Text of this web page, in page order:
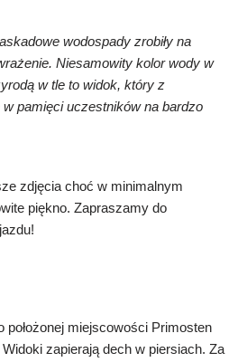
wodospady zrobiły na
Niesamowity kolor wody w
w tle to widok, który z
pamięci uczestników na bardzo
zdjęcia choć w minimalnym
piękno. Zapraszamy do
miejscowości Primosten
zapierają dech w piersiach. Za